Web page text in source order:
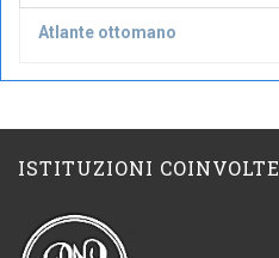
Atlante ottomano
ISTITUZIONI COINVOLTE